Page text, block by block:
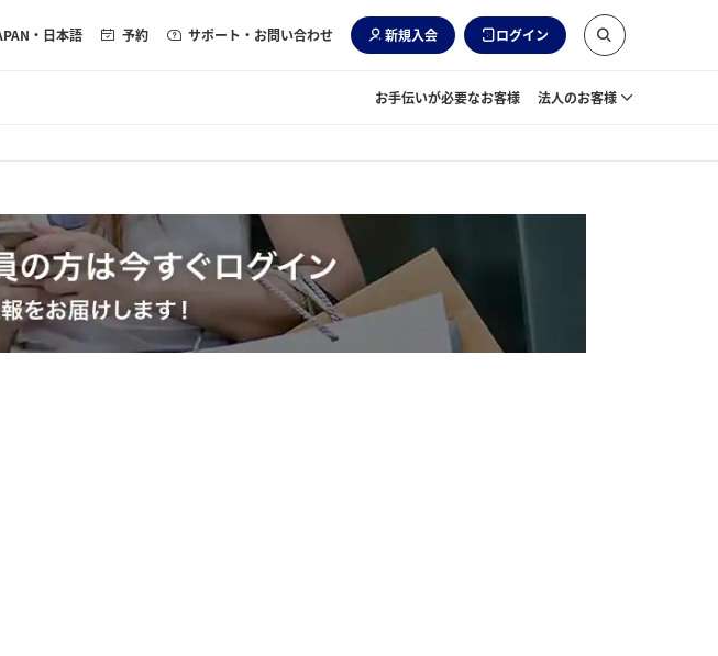
・日本語 予約 サポート・お問い合わせ 新規入会 ログイン
お手伝いが必要なお客様 法人のお客様